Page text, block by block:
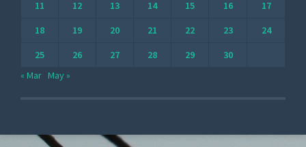
11
12 13 14 15 16
17
18
19 20 21 22 23
24
25
26 27 28 29
30
« Mar May »